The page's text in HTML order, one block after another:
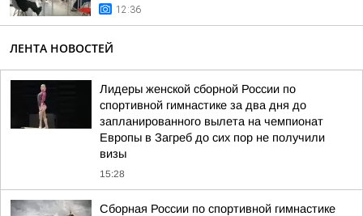
12:36
ЛЕНТА НОВОСТЕЙ
Лидеры женской сборной России по
спортивной гимнастике за два дня до
запланированного вылета на чемпионат
Европы в Загреб до сих пор не получили
визы
15:28
Сборная России по спортивной гимнастике